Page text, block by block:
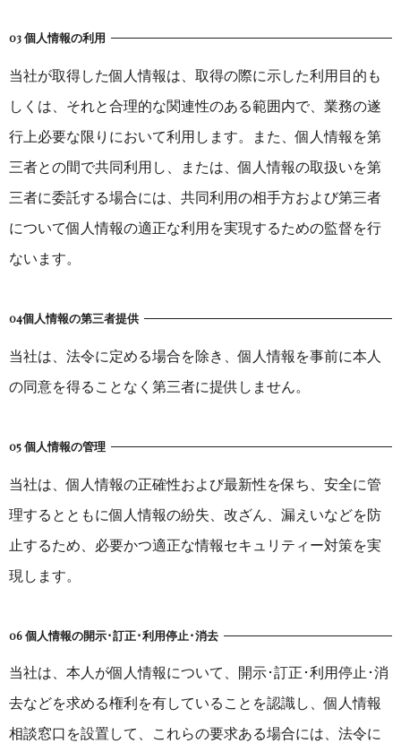
03 個人情報の利用
当社が取得した個人情報は、取得の際に示した利用目的も
しくは、それと合理的な関連性のある範囲内で、業務の遂
行上必要な限りにおいて利用します。また、個人情報を第
三者との間で共同利用し、または、個人情報の取扱いを第
三者に委託する場合には、共同利用の相手方および第三者
について個人情報の適正な利用を実現するための監督を行
ないます。
04個人情報の第三者提供
当社は、法令に定める場合を除き、個人情報を事前に本人
の同意を得ることなく第三者に提供しません。
05 個人情報の管理
当社は、個人情報の正確性および最新性を保ち、安全に管
理するとともに個人情報の紛失、改ざん、漏えいなどを防
止するため、必要かつ適正な情報セキュリティー対策を実
現します。
06 個人情報の開示･訂正･利用停止･消去
当社は、本人が個人情報について、開示･訂正･利用停止･消
去などを求める権利を有していることを認識し、個人情報
相談窓口を設置して、これらの要求ある場合には、法令に